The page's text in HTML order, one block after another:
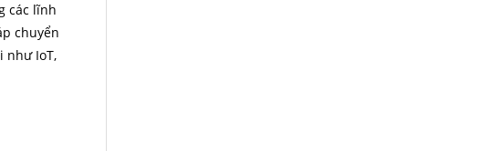
các lĩnh
chuyển
như IoT,